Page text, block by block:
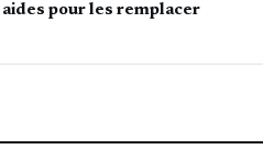
pour les remplacer